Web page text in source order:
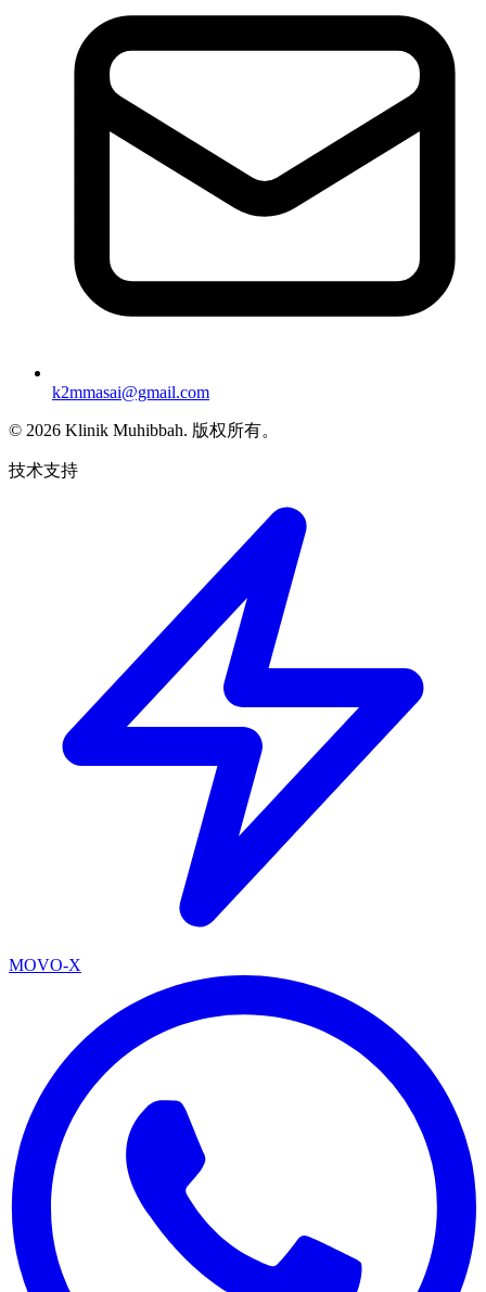
k2mmasai@gmail.com
© 2026 Klinik Muhibbah. 版权所有。
技术支持
MOVO-X